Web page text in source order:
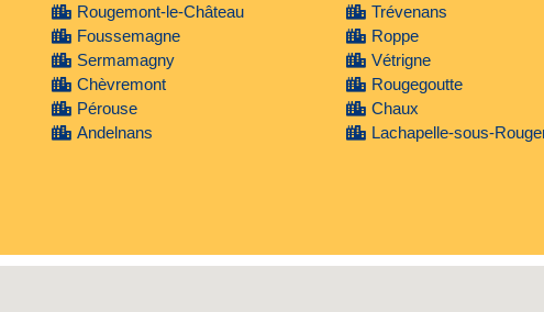
Rougemont-le-Château
Foussemagne
Sermamagny
Chèvremont
Pérouse
Andelnans
Trévenans
Roppe
Vétrigne
Rougegoutte
Chaux
Lachapelle-sous-